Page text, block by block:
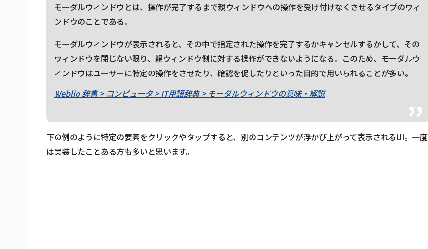
モーダルウィンドウとは、操作が完了するまで親ウィンドウへの操作を受け付けなくさせるタイプのウィ
ンドウのことである。
モーダルウィンドウが表示されると、その中で指定された操作を完了するかキャンセルするかして、その
ウィンドウを閉じない限り、親ウィンドウ側に対する操作ができないようになる。このため、モーダルウ
ィンドウはユーザーに特定の操作をさせたり、確認を促したりといった目的で用いられることが多い。
Weblio辞書> コンピュータ> IT用語辞典> モーダルウィンドウの意味・解説
下の例のように特定の要素をクリックやタップすると、別のコンテンツが浮かび上がって表示されるUI。一度
は実装したことある方も多いと思います。